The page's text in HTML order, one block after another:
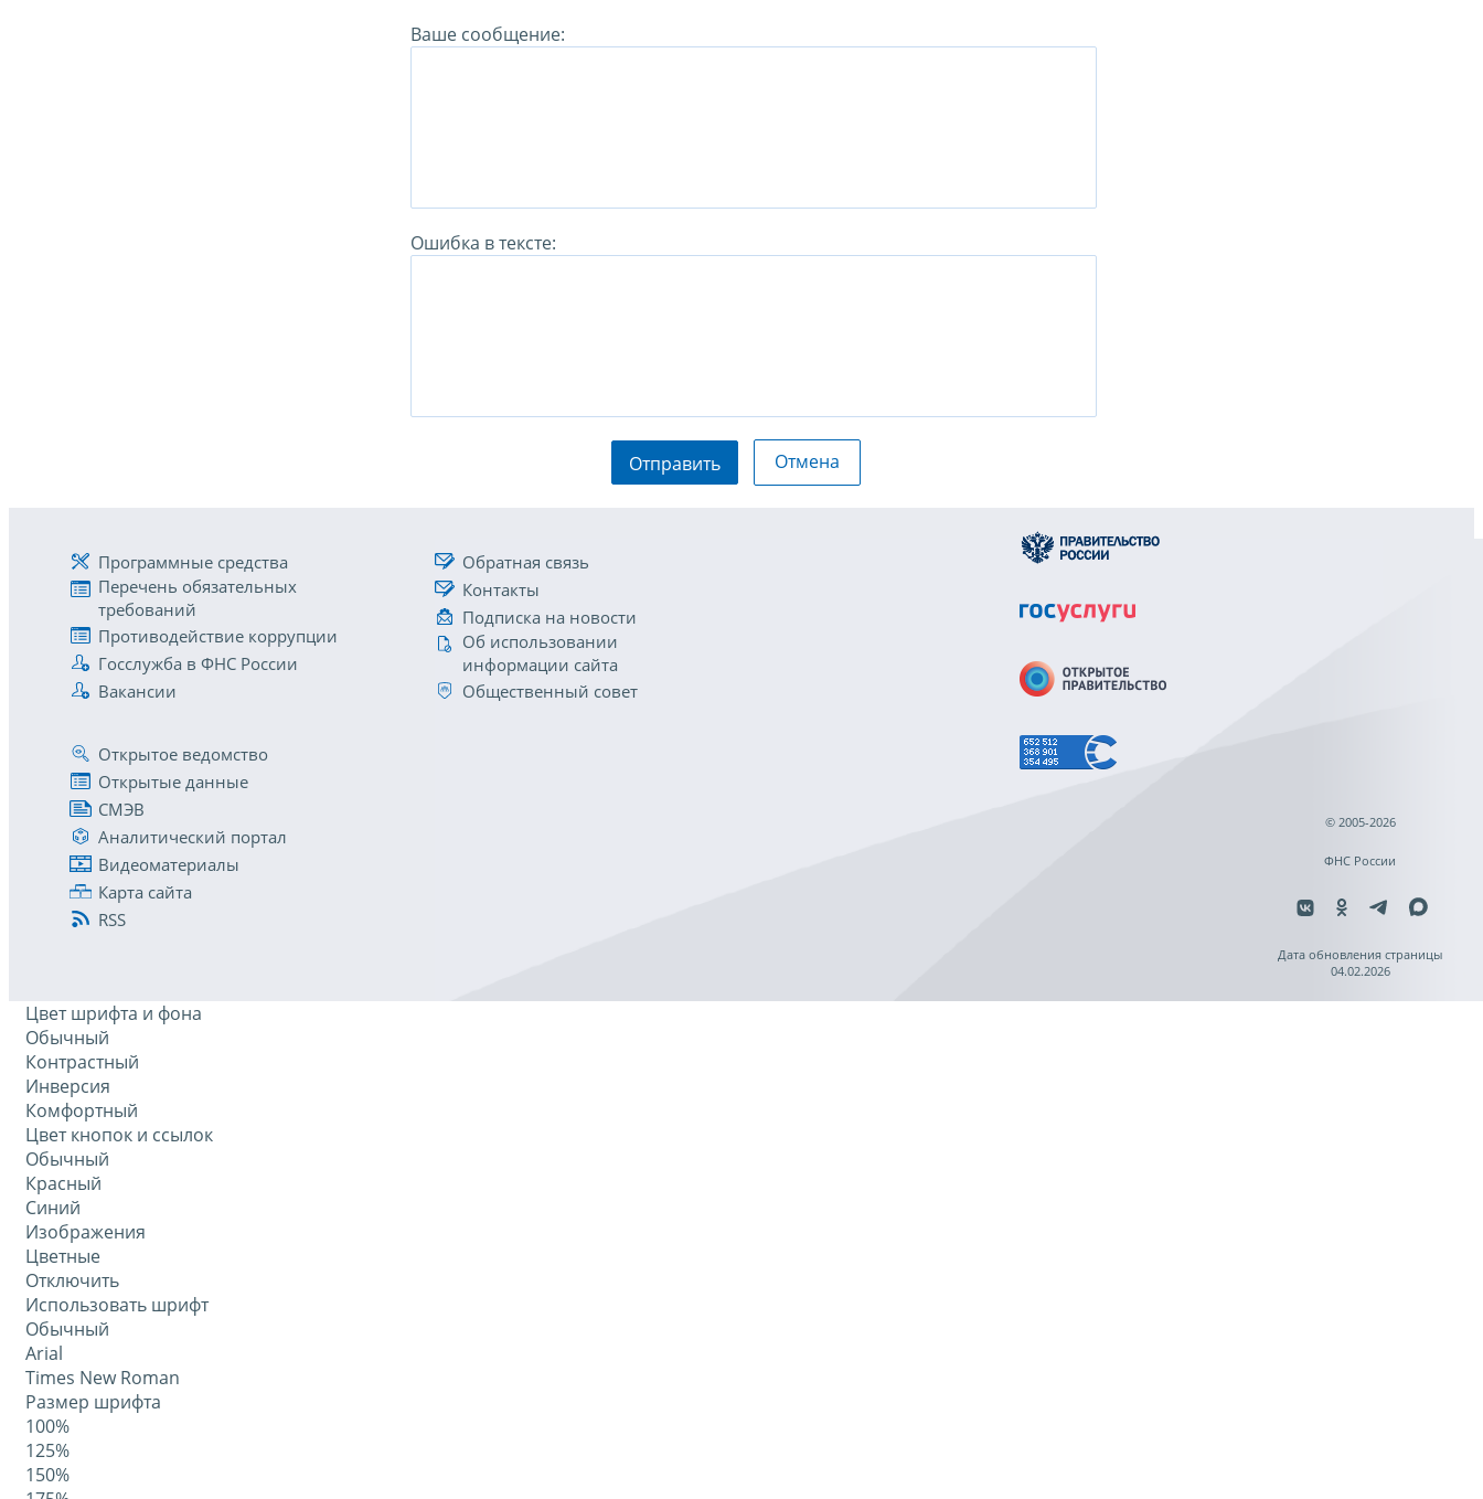
Ваше сообщение:
Ошибка в тексте:
Отправить Отмена
Программные средства
Перечень обязательных
требований
Противодействие коррупции
Госслужба в ФНС России
Вакансии
Обратная связь
Контакты
Подписка на новости
Об использовании
информации сайта
Общественный совет
Открытое ведомство
Открытые данные
СМЭВ
Аналитический портал
Видеоматериалы
Карта сайта
RSS
© 2005-2026
ФНС России
Дата обновления страницы
04.02.2026
Цвет шрифта и фона
Обычный
Контрастный
Инверсия
Комфортный
Цвет кнопок и ссылок
Обычный
Красный
Синий
Изображения
Цветные
Отключить
Использовать шрифт
Обычный
Arial
Times New Roman
Размер шрифта
100%
125%
150%